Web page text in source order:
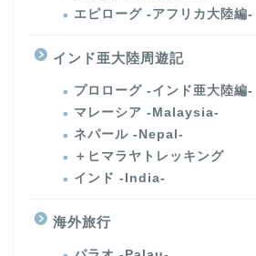
エピローグ -アフリカ大陸編-
インド亜大陸周遊記
プロローグ -インド亜大陸編-
マレーシア -Malaysia-
ネパール -Nepal-
＋ヒマラヤトレッキング
インド -India-
海外旅行